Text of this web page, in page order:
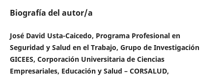
Biografía del autor/a
José David Usta-Caicedo, Programa Profesional en
Seguridad y Salud en el Trabajo, Grupo de Investigación
GICEES, Corporación Universitaria de Ciencias
Empresariales, Educación y Salud – CORSALUD,